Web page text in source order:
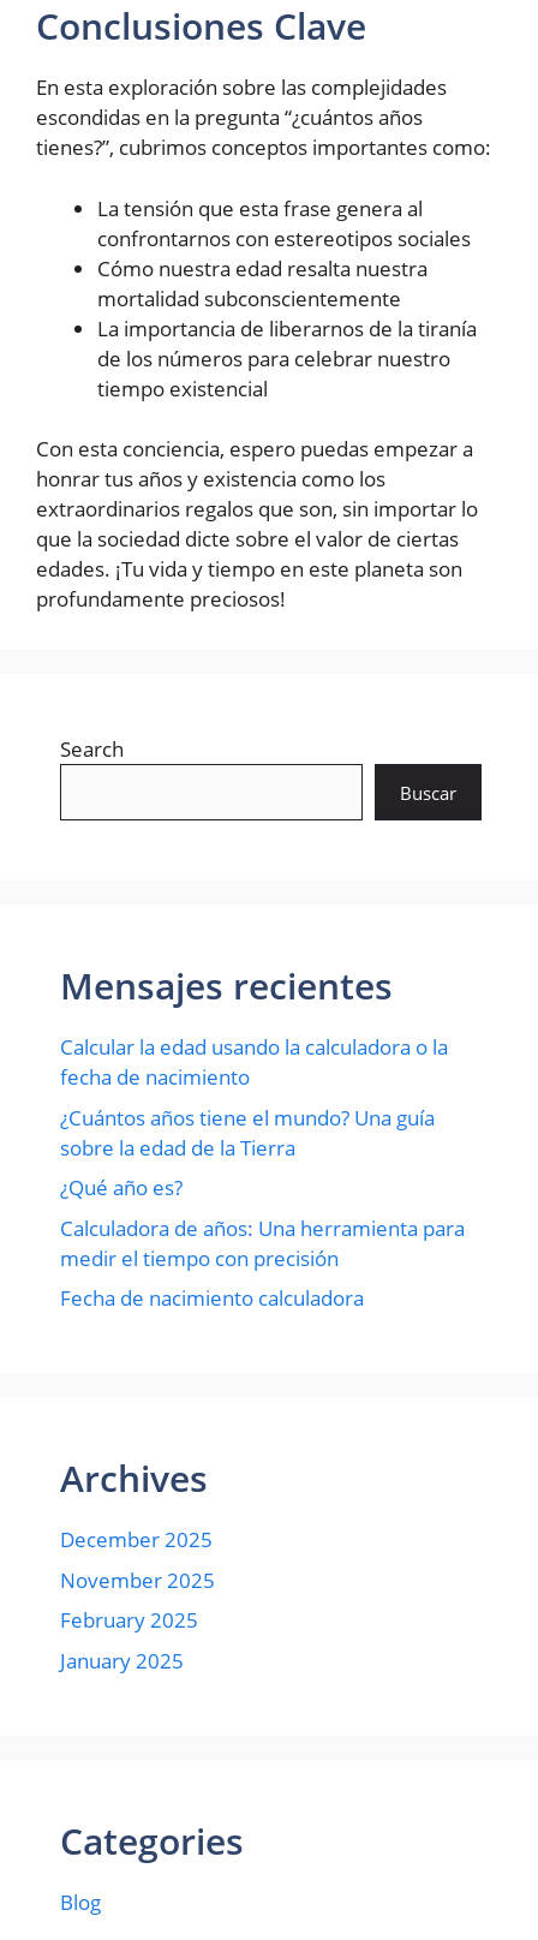
Conclusiones Clave
En esta exploración sobre las complejidades
escondidas en la pregunta “¿cuántos años
tienes?”, cubrimos conceptos importantes como:
La tensión que esta frase genera al
confrontarnos con estereotipos sociales
Cómo nuestra edad resalta nuestra
mortalidad subconscientemente
La importancia de liberarnos de la tiranía
de los números para celebrar nuestro
tiempo existencial
Con esta conciencia, espero puedas empezar a
honrar tus años y existencia como los
extraordinarios regalos que son, sin importar lo
que la sociedad dicte sobre el valor de ciertas
edades. ¡Tu vida y tiempo en este planeta son
profundamente preciosos!
Search
Buscar
Mensajes recientes
Calcular la edad usando la calculadora o la
fecha de nacimiento
¿Cuántos años tiene el mundo? Una guía
sobre la edad de la Tierra
¿Qué año es?
Calculadora de años: Una herramienta para
medir el tiempo con precisión
Fecha de nacimiento calculadora
Archives
December 2025
November 2025
February 2025
January 2025
Categories
Blog